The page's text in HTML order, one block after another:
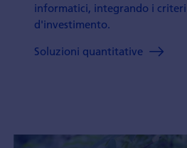
informatici, integrando i criteri
d'investimento.
Soluzioni quantitative